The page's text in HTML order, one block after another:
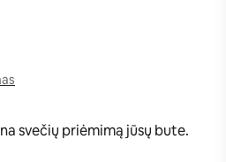
svečių priėmimą jūsų bute.